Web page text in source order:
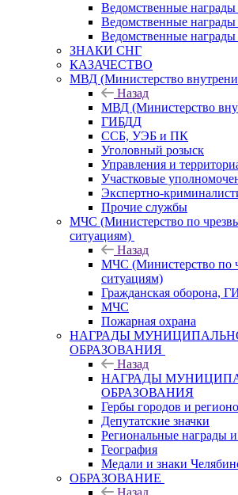
Ведомственные
Ведомственные награды
Ведомственные
ЗНАКИ СНГ
КАЗАЧЕСТВО
МВД (Министерство
Назад
МВД (Министерство
ГИБДД
ССБ, УЭБ и ПК
Уголовный розыск
Управления и
Участковые
Экспертно-
Прочие службы
МЧС (Министерство по
ситуациям)
Назад
МЧС (Министерство по
ситуациям)
Гражданская оборона,
МЧС
Пожарная охрана
НАГРАДЫ
ОБРАЗОВАНИЯ
Назад
НАГРАДЫ
ОБРАЗОВАНИЯ
Гербы городов и
Депутатские значки
Региональные награды
География
Медали и знаки
ОБРАЗОВАНИЕ
Назад